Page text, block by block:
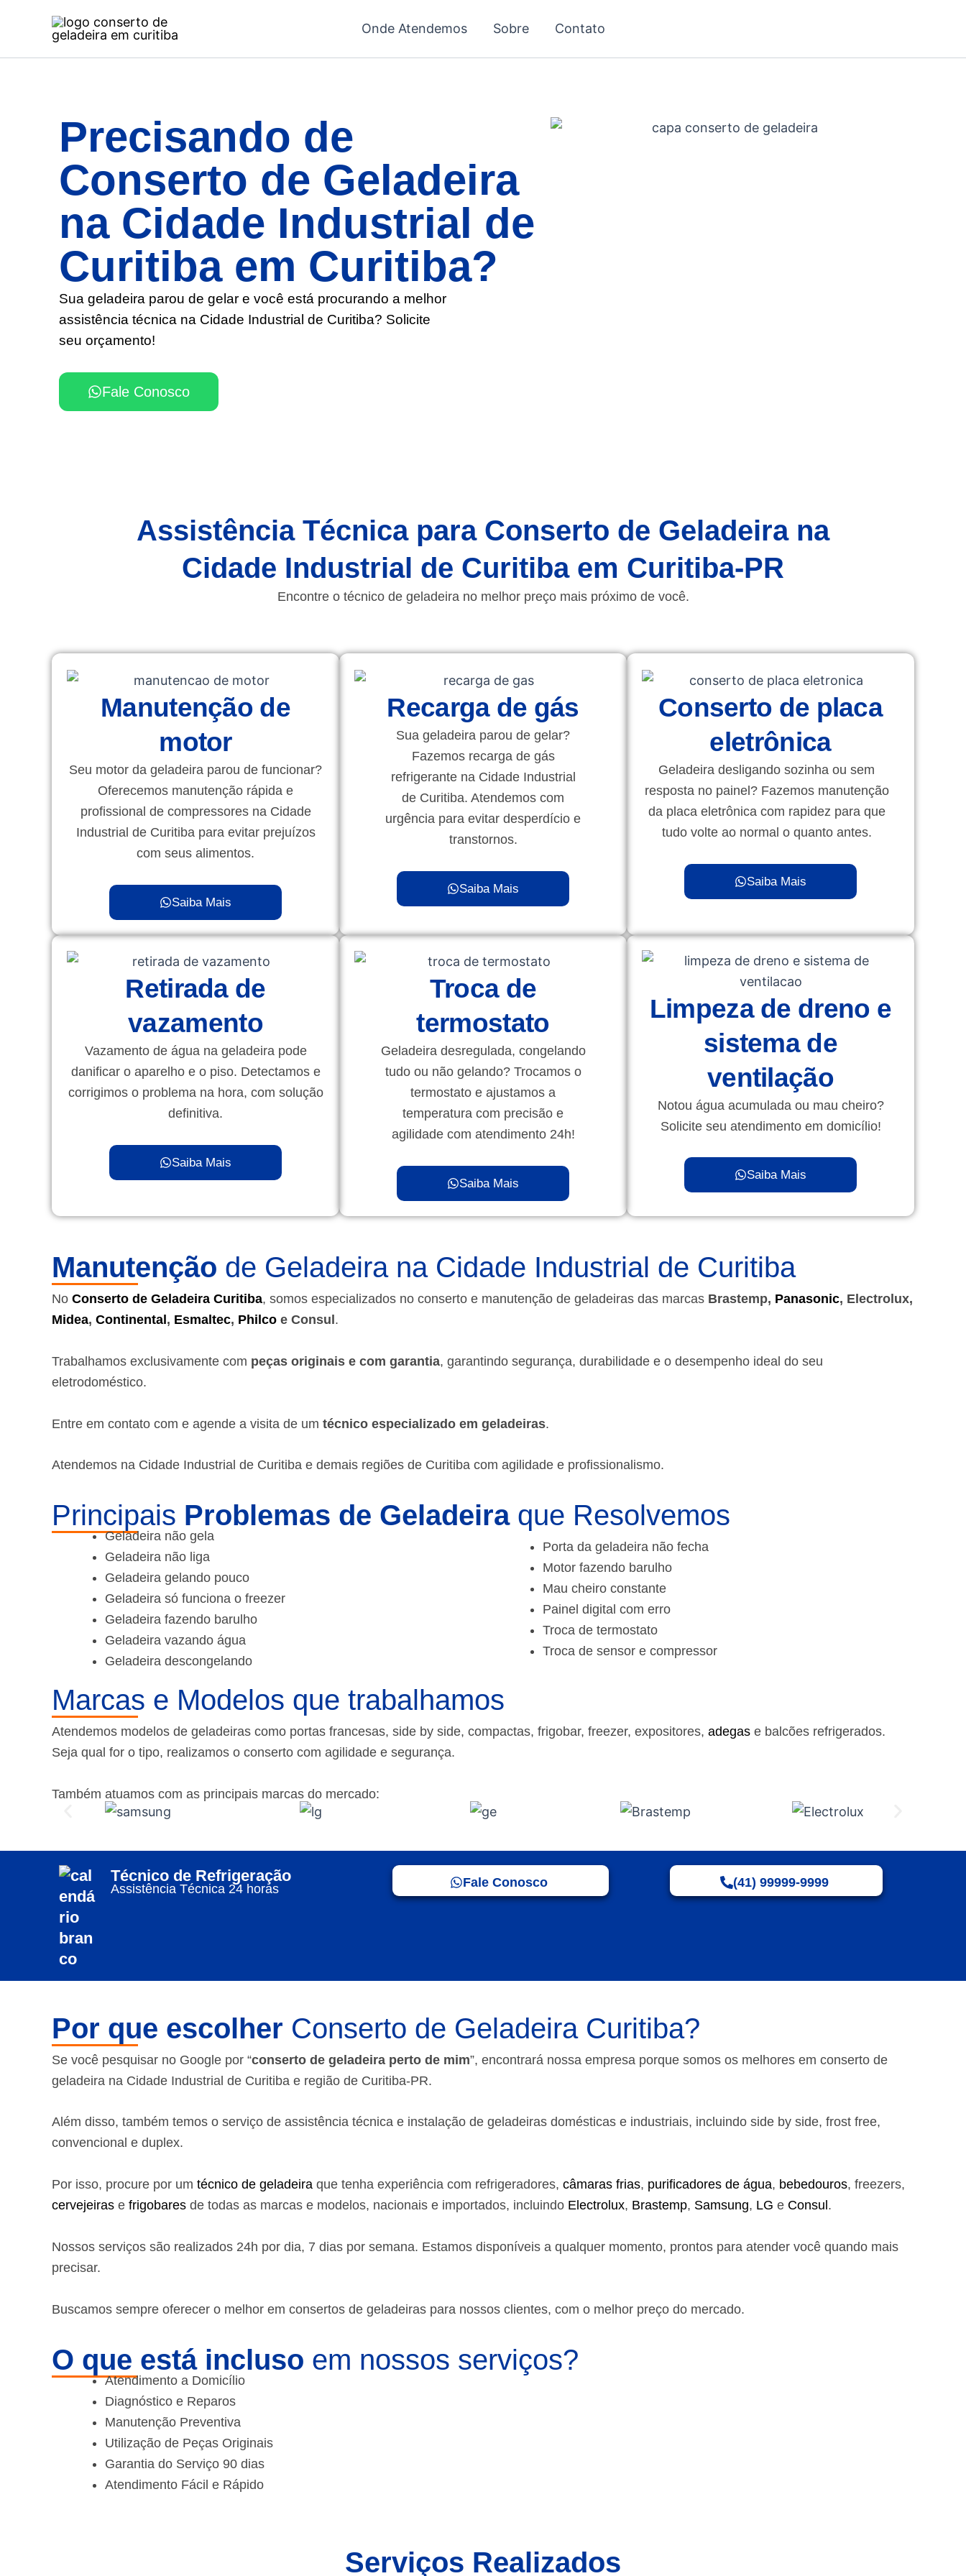
Onde Atendemos Sobre Contato
Precisando de
Conserto de Geladeira
na Cidade Industrial de
Curitiba em Curitiba?
Sua geladeira parou de gelar e você está procurando a melhor
assistência técnica na Cidade Industrial de Curitiba? Solicite
seu orçamento!
Fale Conosco
Assistência Técnica para Conserto de Geladeira na
Cidade Industrial de Curitiba em Curitiba-PR
Encontre o técnico de geladeira no melhor preço mais próximo de você.
Manutenção de
motor
Seu motor da geladeira parou de funcionar?
Oferecemos manutenção rápida e
profissional de compressores na Cidade
Industrial de Curitiba para evitar prejuízos
com seus alimentos.
Saiba Mais
Recarga de gás
Sua geladeira parou de gelar?
Fazemos recarga de gás
refrigerante na Cidade Industrial
de Curitiba. Atendemos com
urgência para evitar desperdício e
transtornos.
Saiba Mais
Conserto de placa
eletrônica
Geladeira desligando sozinha ou sem
resposta no painel? Fazemos manutenção
da placa eletrônica com rapidez para que
tudo volte ao normal o quanto antes.
Saiba Mais
Retirada de
vazamento
Vazamento de água na geladeira pode
danificar o aparelho e o piso. Detectamos e
corrigimos o problema na hora, com solução
definitiva.
Saiba Mais
Troca de
termostato
Geladeira desregulada, congelando
tudo ou não gelando? Trocamos o
termostato e ajustamos a
temperatura com precisão e
agilidade com atendimento 24h!
Saiba Mais
Limpeza de dreno e
sistema de
ventilação
Notou água acumulada ou mau cheiro?
Solicite seu atendimento em domicílio!
Saiba Mais
Manutenção de Geladeira na Cidade Industrial de Curitiba
No Conserto de Geladeira Curitiba, somos especializados no conserto e manutenção de geladeiras das marcas Brastemp, Panasonic, Electrolux,
Midea, Continental, Esmaltec, Philco e Consul.
Trabalhamos exclusivamente com peças originais e com garantia, garantindo segurança, durabilidade e o desempenho ideal do seu
eletrodoméstico.
Entre em contato com e agende a visita de um técnico especializado em geladeiras.
Atendemos na Cidade Industrial de Curitiba e demais regiões de Curitiba com agilidade e profissionalismo.
Principais Problemas de Geladeiraque Resolvemos
Geladeira não gela
Geladeira não liga
Geladeira gelando pouco
Geladeira só funciona o freezer
Geladeira fazendo barulho
Geladeira vazando água
Geladeira descongelando
Porta da geladeira não fecha
Motor fazendo barulho
Mau cheiro constante
Painel digital com erro
Troca de termostato
Troca de sensor e compressor
Marcas e Modelos que trabalhamos
Atendemos modelos de geladeiras como portas francesas, side by side, compactas, frigobar, freezer, expositores, adegas e balcões refrigerados.
Seja qual for o tipo, realizamos o conserto com agilidade e segurança.
Também atuamos com as principais marcas do mercado:
Técnico de Refrigeração
Assistência Técnica 24 horas Fale Conosco (41) 99999-9999
Por que escolher Conserto de Geladeira Curitiba?
Se você pesquisar no Google por “conserto de geladeira perto de mim”, encontrará nossa empresa porque somos os melhores em conserto de
geladeira na Cidade Industrial de Curitiba e região de Curitiba-PR.
Além disso, também temos o serviço de assistência técnica e instalação de geladeiras domésticas e industriais, incluindo side by side, frost free,
convencional e duplex.
Por isso, procure por um técnico de geladeira que tenha experiência com refrigeradores, câmaras frias, purificadores de água, bebedouros, freezers,
cervejeiras e frigobares de todas as marcas e modelos, nacionais e importados, incluindo Electrolux, Brastemp, Samsung, LG e Consul .
Nossos serviços são realizados 24h por dia, 7 dias por semana. Estamos disponíveis a qualquer momento, prontos para atender você quando mais
precisar.
Buscamos sempre oferecer o melhor em consertos de geladeiras para nossos clientes, com o melhor preço do mercado.
O que está incluso em nossos serviços?
Atendimento a Domicílio
Diagnóstico e Reparos
Manutenção Preventiva
Utilização de Peças Originais
Garantia do Serviço 90 dias
Atendimento Fácil e Rápido
Serviços Realizados